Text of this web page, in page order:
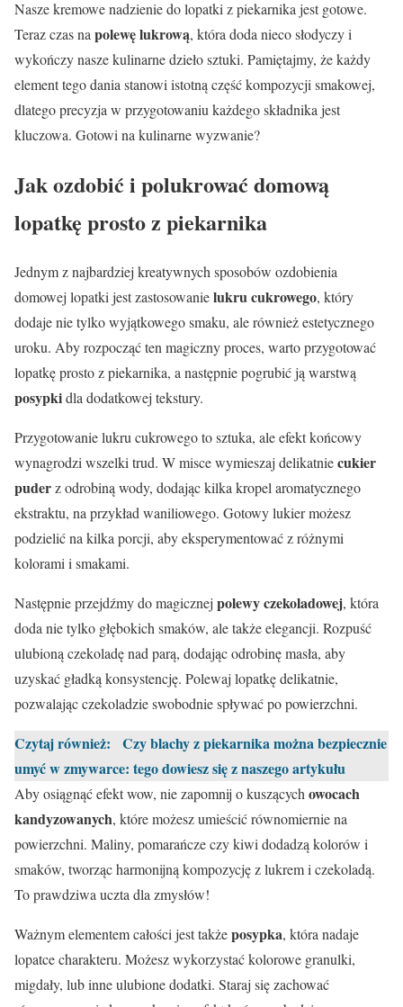
Nasze kremowe nadzienie do lopatki z piekarnika jest gotowe.
Teraz czas na polewę lukrową, która doda nieco słodyczy i
wykończy nasze kulinarne dzieło sztuki. Pamiętajmy, że każdy
element tego dania stanowi istotną część kompozycji smakowej,
dlatego precyzja w przygotowaniu każdego składnika jest
kluczowa. Gotowi na kulinarne wyzwanie?
Jak ozdobić i polukrować domową
lopatkę prosto z piekarnika
Jednym z najbardziej kreatywnych sposobów ozdobienia
domowej lopatki jest zastosowanielukru cukrowego, który
dodaje nie tylko wyjątkowego smaku, ale również estetycznego
uroku. Aby rozpocząć ten magiczny proces, warto przygotować
lopatkę prosto z piekarnika, a następnie pogrubić ją warstwą
posypkidla dodatkowej tekstury.
Przygotowanie lukru cukrowego to sztuka, ale efekt końcowy
wynagrodzi wszelki trud. W misce wymieszaj delikatniecukier
puderz odrobiną wody, dodając kilka kropel aromatycznego
ekstraktu, na przykład waniliowego. Gotowy lukier możesz
podzielić na kilka porcji, aby eksperymentować z różnymi
kolorami i smakami.
Następnie przejdźmy do magicznej polewy czekoladowej, która
doda nie tylko głębokich smaków, ale także elegancji. Rozpuść
ulubioną czekoladę nad parą, dodając odrobinę masła, aby
uzyskać gładką konsystencję. Polewaj lopatkę delikatnie,
pozwalając czekoladzie swobodnie spływać po powierzchni.
Czytaj również:
Czy blachy z piekarnika można bezpiecznie
umyć w zmywarce: tego dowiesz się z naszego artykułu
Aby osiągnąć efekt wow, nie zapomnij o kuszących owocach
kandyzowanych, które możesz umieścić równomiernie na
powierzchni. Maliny, pomarańcze czy kiwi dodadzą kolorów i
smaków, tworząc harmonijną kompozycję z lukrem i czekoladą.
To prawdziwa uczta dla zmysłów!
Ważnym elementem całości jest takżeposypka, która nadaje
lopatce charakteru. Możesz wykorzystać kolorowe granulki,
migdały, lub inne ulubione dodatki. Staraj się zachować